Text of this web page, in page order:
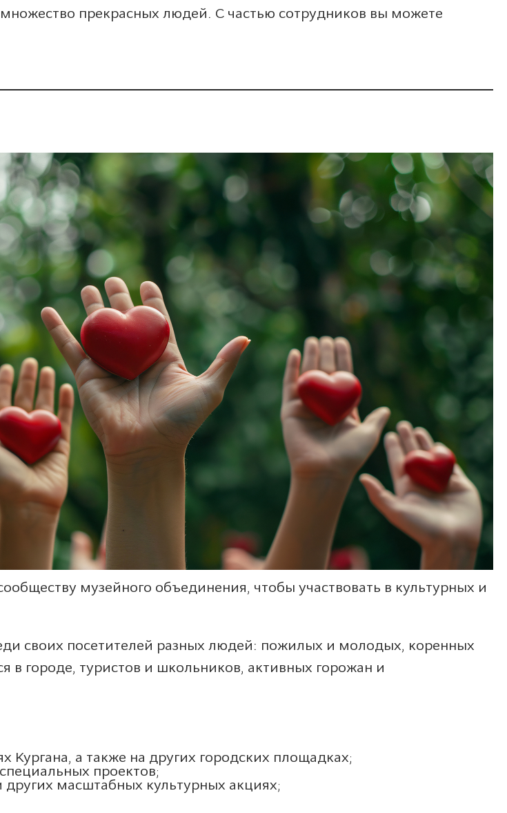
прекрасных людей. С частью сотрудников вы можете
музейного объединения, чтобы участвовать в культурных и
своих посетителей разных людей: пожилых и молодых, коренных
в городе, туристов и школьников, активных горожан и
Кургана, а также на других городских площадках;
проектов;
других масштабных культурных акциях;